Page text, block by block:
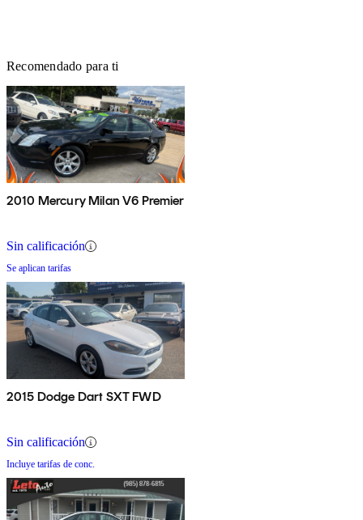
Recomendado para ti
2010 Mercury Milan V6 Premier
Sin calificación
Se aplican tarifas
2015 Dodge Dart SXT FWD
Sin calificación
Incluye tarifas de conc.